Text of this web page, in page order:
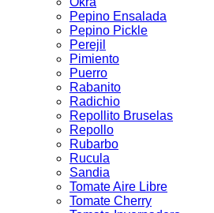
Pepino Ensalada
Pepino Pickle
Perejil
Pimiento
Puerro
Rabanito
Radichio
Repollito Bruselas
Repollo
Rubarbo
Rucula
Sandia
Tomate Aire Libre
Tomate Cherry